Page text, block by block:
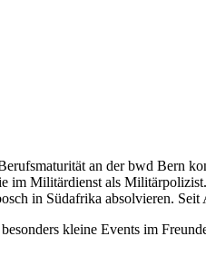
an der bwd Bern
im Militärdienst als
in Südafrika absolvieren.
kleine Events im